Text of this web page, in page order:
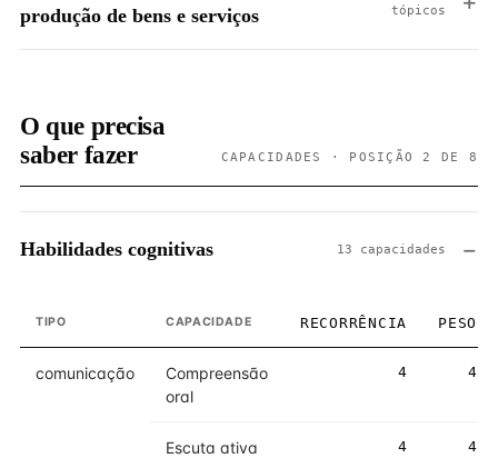
produção de bens e serviços
tópicos
O que precisa
saber fazer
CAPACIDADES · POSIÇÃO 2 DE 8
Habilidades cognitivas 13 capacidades
TIPO CAPACIDADE RECORRÊNCIA PESO
comunicação
Compreensão
oral
4 4
Escuta ativa 4 4